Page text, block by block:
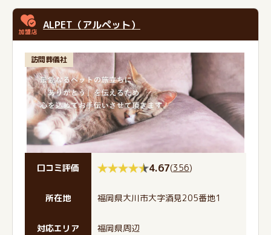
ALPET（アルペット）
訪問葬儀社
口コミ評価 4.67(356)
所在地 福岡県大川市大字酒見205番地1
対応エリア 福岡県周辺